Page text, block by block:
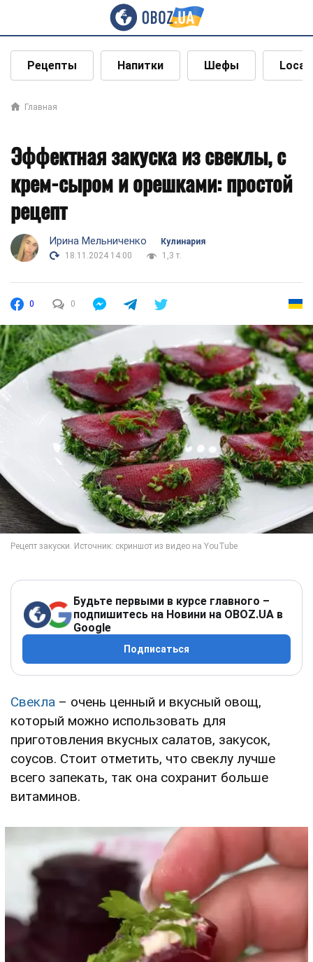
Рецепты Напитки Шефы Local
Главная
Эффектная закуска из свеклы, с
крем-сыром и орешками: простой
рецепт
Ирина Мельниченко
Кулинария
18.11.2024 14:00
1,3 т.
0 0
Будьте первыми в курсе главного –
подпишитесь на Новини на OBOZ.UA в
Google
Подписаться
Свекла – очень ценный и вкусный овощ,
который можно использовать для
приготовления вкусных салатов, закусок,
соусов. Стоит отметить, что свеклу лучше
всего запекать, так она сохранит больше
витаминов.